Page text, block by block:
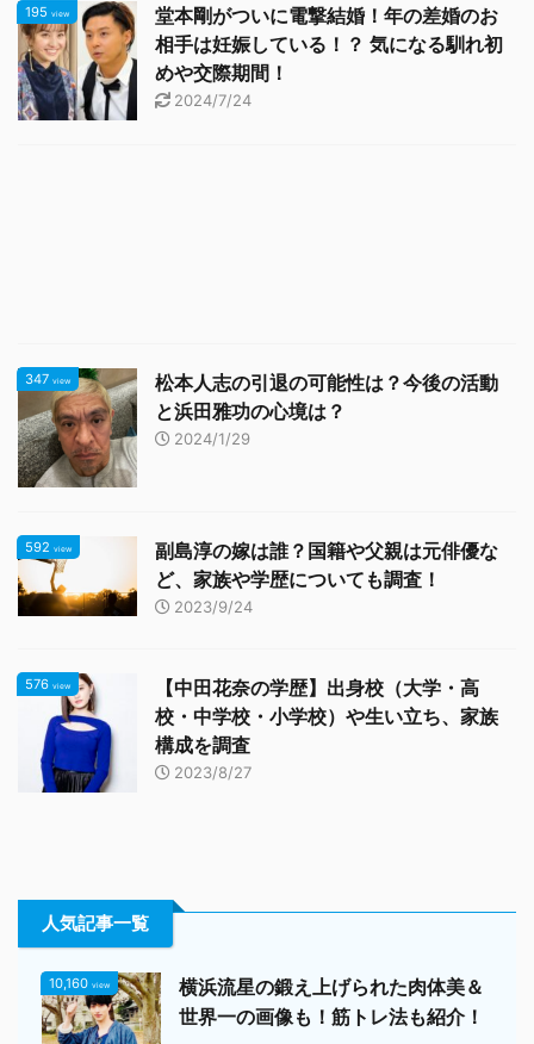
195 view
堂本剛がついに電撃結婚！年の差婚のお
相手は妊娠している！？ 気になる馴れ初
めや交際期間！
2024/7/24
347 view
松本人志の引退の可能性は？今後の活動
と浜田雅功の心境は？
2024/1/29
592 view
副島淳の嫁は誰？国籍や父親は元俳優な
ど、家族や学歴についても調査！
2023/9/24
576 view
【中田花奈の学歴】出身校（大学・高
校・中学校・小学校）や生い立ち、家族
構成を調査
2023/8/27
人気記事一覧
10,160 view
横浜流星の鍛え上げられた肉体美＆
世界一の画像も！筋トレ法も紹介！